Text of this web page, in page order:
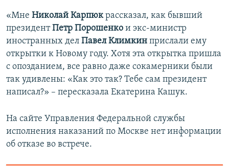
«Мне Николай Карпюкрассказал, как бывший
президентПетр Порошенко и экс-министр
иностранных дел Павел Климкин прислали ему
открытки к Новому году. Хотя эта открытка пришла
с опозданием, все равно даже сокамерники были
так удивлены: «Как это так? Тебе сам президент
написал?» – пересказала Екатерина Кашук.
На сайте Управления Федеральной службы
исполнения наказаний по Москве нет информации
об отказе во встрече.